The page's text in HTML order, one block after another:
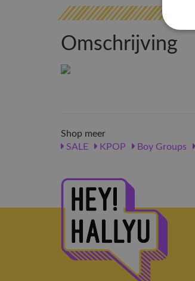
Omschrijving
Shop meer
SALE
KPOP Boy Groups